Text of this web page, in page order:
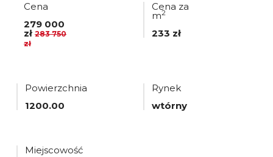
Cena
279 000
zł 283 750
zł
Cena za
m2
233 zł
Powierzchnia
1200.00
Rynek
wtórny
Miejscowość